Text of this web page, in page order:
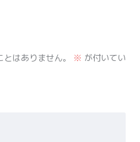
はありません。 ※ が付いてい